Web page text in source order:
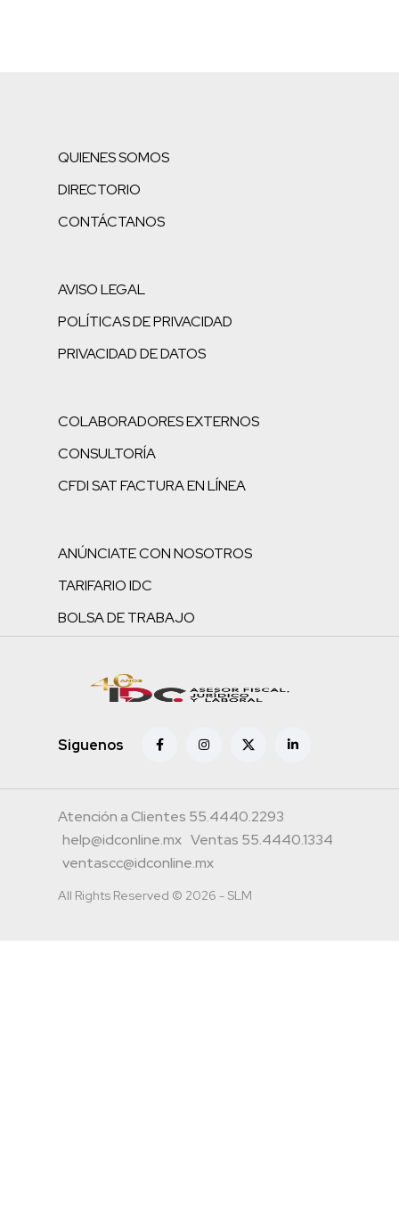
QUIENES SOMOS
DIRECTORIO
CONTÁCTANOS
AVISO LEGAL
POLÍTICAS DE PRIVACIDAD
PRIVACIDAD DE DATOS
COLABORADORES EXTERNOS
CONSULTORÍA
CFDI SAT FACTURA EN LÍNEA
ANÚNCIATE CON NOSOTROS
TARIFARIO IDC
BOLSA DE TRABAJO
Siguenos
Atención a Clientes 55.4440.2293
help@idconline.mx Ventas 55.4440.1334
ventascc@idconline.mx
All Rights Reserved © 2026 - SLM